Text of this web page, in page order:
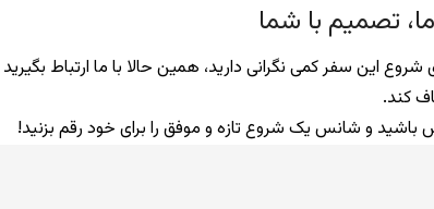
تصمیم با شما
شروع این سفر کمی نگرانی دارید، همین حالا با ما ارتباط
کند.
باشید و شانس یک شروع تازه و موفق را برای خود رقم بزنید!